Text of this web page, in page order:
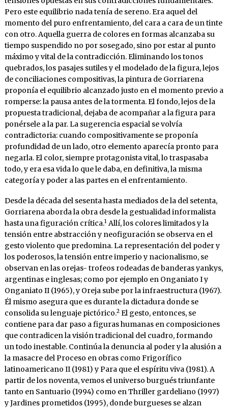
Pero este equilibrio nada tenía de sereno. Era aquel del
momento del puro enfrentamiento, del cara a cara de un tinte
con otro. Aquella guerra de colores en formas alcanzaba su
tiempo suspendido no por sosegado, sino por estar al punto
máximo y vital de la contradicción. Eliminando los tonos
quebrados, los pasajes sutiles y el modelado de la figura, lejos
de conciliaciones compositivas, la pintura de Gorriarena
proponía el equilibrio alcanzado justo en el momento previo a
romperse: la pausa antes de la tormenta. El fondo, lejos de la
propuesta tradicional, dejaba de acompañar a la figura para
ponérsele a la par. La sugerencia espacial se volvía
contradictoria: cuando compositivamente se proponía
profundidad de un lado, otro elemento aparecía pronto para
negarla. El color, siempre protagonista vital, lo traspasaba
todo, y era esa vida lo que le daba, en definitiva, la misma
categoría y poder a las partes en el enfrentamiento.
Desde la década del sesenta hasta mediados de la del setenta,
Gorriarena aborda la obra desde la gestualidad informalista
hasta una figuración crítica.1Allí, los colores limitados y la
tensión entre abstracción y neofiguración se observa en el
gesto violento que predomina. La representación del poder y
los poderosos, la tensión entre imperio y nacionalismo, se
observan en las orejas- trofeos rodeadas de banderas yankys,
argentinas e inglesas; como por ejemplo en Onganiato I y
Onganiato II (1965), y Oreja sube por la infraestructura (1967).
Él mismo asegura que es durante la dictadura donde se
consolida su lenguaje pictórico.2El gesto, entonces, se
contiene para dar paso a figuras humanas en composiciones
que contradicen la visión tradicional del cuadro, formando
un todo inestable. Continúa la denuncia al poder y la alusión a
la masacre del Proceso en obras como Frigorífico
latinoamericano II (1981) y Para que el espíritu viva (1981). A
partir de los noventa, vemos el universo burgués triunfante
tanto en Santuario (1994) como en Thriller gardeliano (1997)
y Jardines prometidos (1995), donde burgueses se alzan